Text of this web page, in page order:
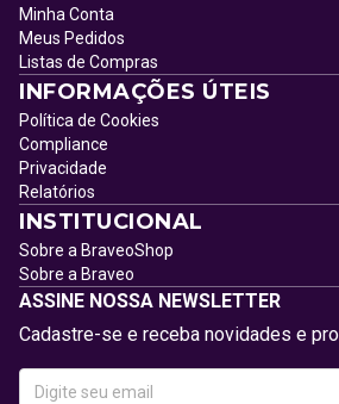
Minha Conta
Meus Pedidos
Listas de Compras
INFORMAÇÕES ÚTEIS
Política de Cookies
Compliance
Privacidade
Relatórios
INSTITUCIONAL
Sobre a BraveoShop
Sobre a Braveo
ASSINE NOSSA NEWSLETTER
Cadastre-se e receba novidades e